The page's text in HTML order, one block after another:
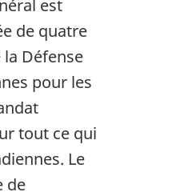
est
de quatre
Défense
pour les
tout ce qui
Le
de